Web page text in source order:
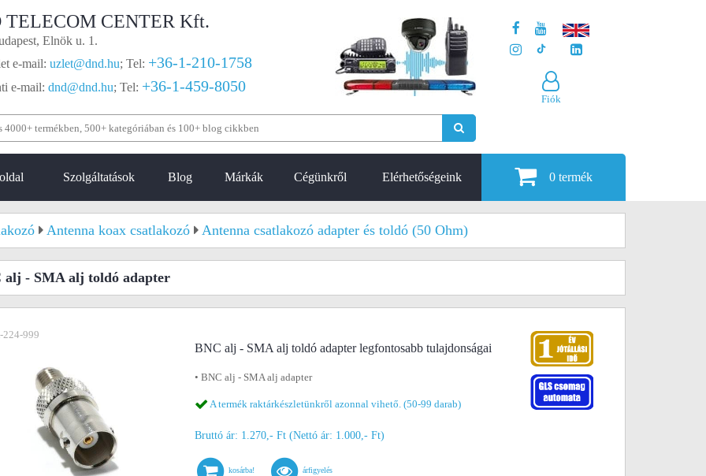
TELECOM CENTER Kft.
Elnök u. 1.
e-mail: uzlet@dnd.hu; Tel: +36-1-210-1758
e-mail: dnd@dnd.hu; Tel: +36-1-459-8050
Fiók
Szolgáltatások Blog Márkák Cégünkről Elérhetőségeink 0 termék
Antenna koax csatlakozó Antenna csatlakozó adapter és toldó (50 Ohm)
alj - SMA alj toldó adapter
999
BNC alj - SMA alj toldó adapter legfontosabb tulajdonságai
• BNC alj - SMA alj adapter
A termék raktárkészletünkről azonnal vihető. (50-99 darab)
Bruttó ár: 1.270,- Ft (Nettó ár: 1.000,- Ft)
kosárba! árfigyelés